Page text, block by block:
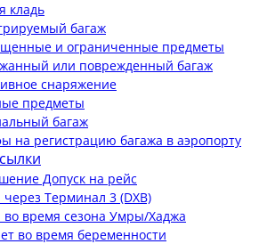
кладь
багаж
и ограниченные предметы
или поврежденный багаж
снаряжение
предметы
багаж
на регистрацию багажа в аэропорту
Допуск на рейс
Терминал 3 (DXB)
во время сезона Умры/Хаджа
во время беременности